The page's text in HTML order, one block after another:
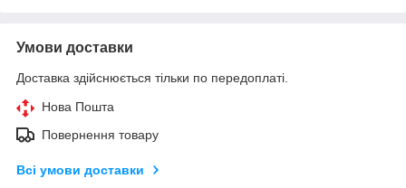
Умови доставки
Доставка здійснюється тільки по передоплаті.
Нова Пошта
Повернення товару
Всі умови доставки